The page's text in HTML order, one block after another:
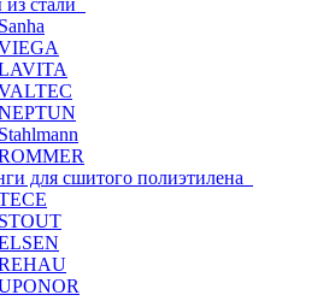
стали
Sanha
Stahlmann
для сшитого полиэтилена
STOUT